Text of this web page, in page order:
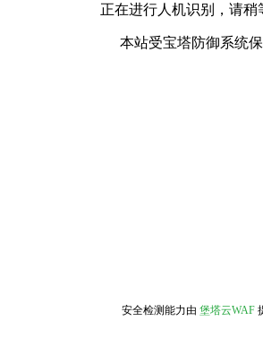
正在进行人机识别，请稍
本站受宝塔防御系统
安全检测能力由 堡塔云WAF